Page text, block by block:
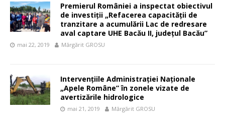
Premierul României a inspectat obiectivul
de investiții „Refacerea capacității de
tranzitare a acumulării Lac de redresare
aval captare UHE Bacău II, județul Bacău”
mai 22, 2019 Mărgărit GROSU
Intervențiile Administrației Naționale
„Apele Române” în zonele vizate de
avertizările hidrologice
mai 21, 2019 Mărgărit GROSU